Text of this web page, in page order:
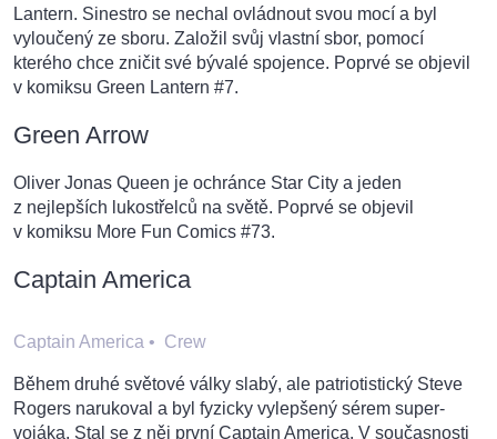
Lantern. Sinestro se nechal ovládnout svou mocí a byl
vyloučený ze sboru. Založil svůj vlastní sbor, pomocí
kterého chce zničit své bývalé spojence. Poprvé se objevil
v komiksu Green Lantern #7.
Green Arrow
Oliver Jonas Queen je ochránce Star City a jeden
z nejlepších lukostřelců na světě. Poprvé se objevil
v komiksu More Fun Comics #73.
Captain America
Captain America • Crew
Během druhé světové války slabý, ale patriotistický Steve
Rogers narukoval a byl fyzicky vylepšený sérem super-
vojáka. Stal se z něj první Captain America. V současnosti